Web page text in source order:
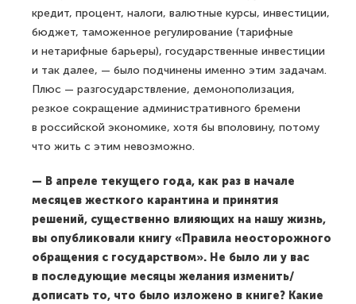
кредит, процент, налоги, валютные курсы, инвестиции,
бюджет, таможенное регулирование (тарифные
и нетарифные барьеры), государственные инвестиции
и так далее, — было подчинены именно этим задачам.
Плюс — разгосударствление, демонополизация,
резкое сокращение административного бремени
в российской экономике, хотя бы вполовину, потому
что жить с этим невозможно.
— В апреле текущего года, как раз в начале
месяцев жесткого карантина и принятия
решений, существенно влияющих на нашу жизнь,
вы опубликовали книгу «Правила неосторожного
обращения с государством». Не было ли у вас
в последующие месяцы желания изменить/
дописать то, что было изложено в книге? Какие